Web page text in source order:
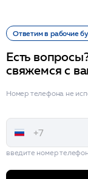
Ответим в рабочие
Есть
свяжемся с
Номер телефона не
введите номер